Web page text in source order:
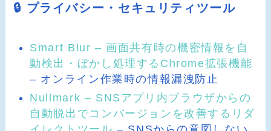
🔒 プライバシー・セキュリティツール
Smart Blur – 画面共有時の機密情報を自
動検出・ぼかし処理するChrome拡張機能
– オンライン作業時の情報漏洩防止
Nullmark – SNSアプリ内ブラウザからの
自動脱出でコンバージョンを改善するリダ